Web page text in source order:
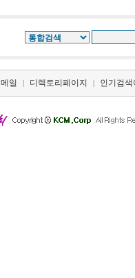
메일 | 디렉토리페이지 | 인기검색